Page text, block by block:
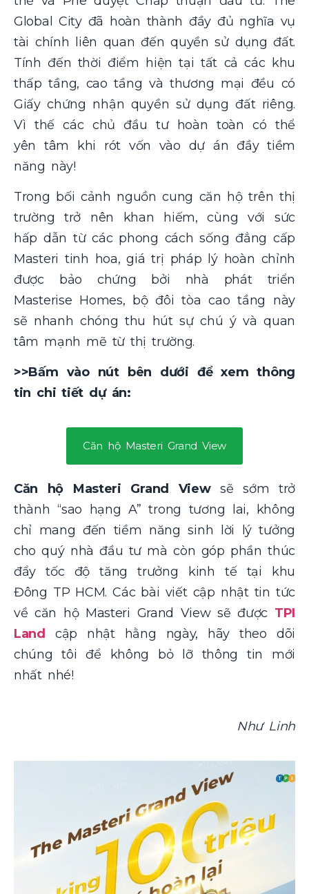
Global City đã hoàn thành đầy đủ nghĩa vụ
tài chính liên quan đến quyền sử dụng đất.
Tính đến thời điểm hiện tại tất cả các khu
thấp tầng, cao tầng và thương mại đều có
Giấy chứng nhận quyền sử dụng đất riêng.
Vì thế các chủ đầu tư hoàn toàn có thể
yên tâm khi rót vốn vào dự án đầy tiềm
năng này!
Trong bối cảnh nguồn cung căn hộ trên thị
trường trở nên khan hiếm, cùng với sức
hấp dẫn từ các phong cách sống đẳng cấp
Masteri tinh hoa, giá trị pháp lý hoàn chỉnh
được bảo chứng bởi nhà phát triển
Masterise Homes, bộ đôi tòa cao tầng này
sẽ nhanh chóng thu hút sự chú ý và quan
tâm mạnh mẽ từ thị trường.
>>Bấm vào nút bên dưới để xem thông
tin chi tiết dự án:
Căn hộ Masteri Grand View
Căn hộ Masteri Grand Viewsẽ sớm trở
thành “sao hạng A” trong tương lai, không
chỉ mang đến tiềm năng sinh lời lý tưởng
cho quý nhà đầu tư mà còn góp phần thúc
đẩy tốc độ tăng trưởng kinh tế tại khu
Đông TP HCM. Các bài viết cập nhật tin tức
về căn hộ Masteri Grand View sẽ được TPI
Land
cập nhật hằng ngày, hãy theo dõi
chúng tôi để không bỏ lỡ thông tin mới
nhất nhé!
Như Linh